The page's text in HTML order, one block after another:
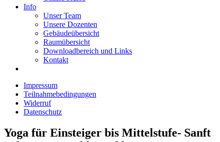
Info
Unser Team
Unsere Dozenten
Gebäudeübersicht
Raumübersicht
Downloadbereich und Links
Kontakt
Impressum
Teilnahmebedingungen
Widerruf
Datenschutz
Yoga für Einsteiger bis Mittelstufe- Sanft